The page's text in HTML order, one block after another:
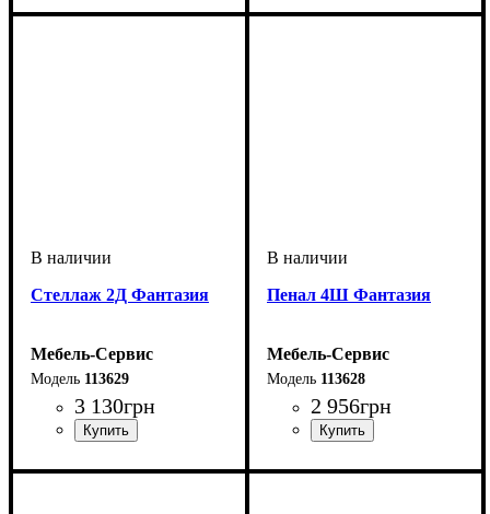
Cтеллаж 2Д Фантазия
Мебель-Сервис
113629
3 130грн
Пенал 4Ш Фантазия
Мебель-Сервис
113628
2 956грн